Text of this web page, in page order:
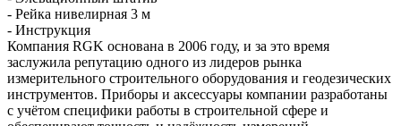
- Рейка нивелирная 3 м
- Инструкция
Компания RGK основана в 2006 году, и за это время
заслужила репутацию одного из лидеров рынка
измерительного строительного оборудования и геодезических
инструментов. Приборы и аксессуары компании разработаны
с учётом специфики работы в строительной сфере и